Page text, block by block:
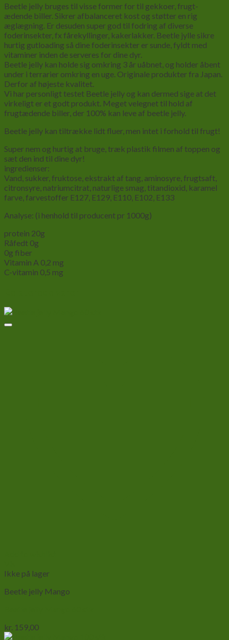
Beetle jelly bruges til visse former for til gekkoer,frugt-
ædende biller. Sikrer afbalanceret kost og støtter en rig
æglægning. Er desuden super god til fodring af diverse
foderinsekter, fx fårekyllinger, kakerlakker. Beetle jylle sikre
hurtig gutloading så dine foderinsekter er sunde, fyldt med
vitaminer inden de serveres for dine dyr.
Beetle jelly kan holde sig omkring 3 år uåbnet, og holder åbent
under i terrarier omkring en uge. Originale produkterfra Japan.
Derfor af højeste kvalitet.
Vi har personligt testet Beetle jelly og kan dermed sige at det
virkeligt er et godt produkt. Meget velegnet til hold af
frugtædende biller, der 100% kan leve af beetle jelly.
Beetle jelly kan tiltrække lidt fluer, men intet i forhold til frugt!
Super nem og hurtig at bruge, træk plastik filmen af toppen og
sæt den ind til dine dyr!
ingredienser:
Vand, sukker,fruktose, ekstrakt af tang, aminosyre,frugtsaft,
citronsyre, natriumcitrat, naturlige smag,titandioxid, karamel
farve,farvestoffer E127, E129, E110, E102, E133
Analyse: (i henhold til producent pr 1000g)
protein 20g
Råfedt 0g
0g fiber
Vitamin A 0,2 mg
C-vitamin 0,5 mg
Ikke på lager
Beetle jelly Mango
kr. 159,00